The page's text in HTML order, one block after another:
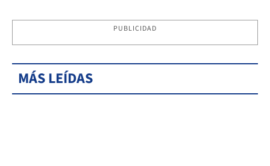
PUBLICIDAD
MÁS LEÍDAS